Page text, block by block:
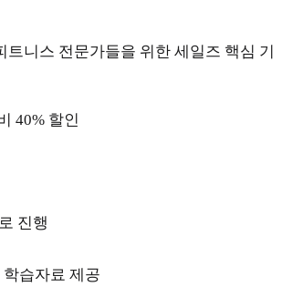
트니스 전문가들을 위한 세일즈 핵심 기
40% 할인
진행
습자료 제공